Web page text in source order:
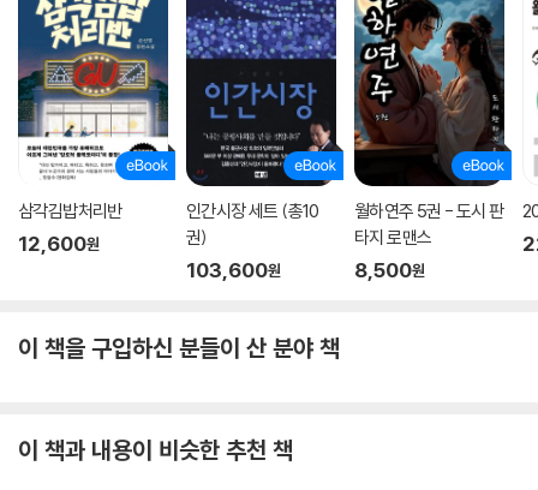
존재와 비존재, 과거와 미래, 여기와 저기
연결을 통해 무한히 확장되는 세계의 풍경
1과 0이라는 이진 부호는 디지털을 구성하는 요소인 동시에 있음과 없음,
즉 존재와 비존재를 상징한다. 서이제가 그려내고 있는 세상, 즉 우리가 사
는 이 세계에는 존재와 비존재가 공존한다. 그것은 살아 있는 사람과 AI와
같이 과학기술이 탄생시킨 존재들을 뜻하기도 하지만, 물리적 공간에 실체
로서 존재하는 인간과 데이터 시대에 정보와 이미지로서 존재하는 인간을
뜻하기도 한다. 우리는 이미 여기에 있는 동시에 저기에 있고, 모든 곳에 있
으며 아무데도 없기도 한 존재다. 서이제는 이러한 세계를 손쉽게 대상화
과거와 미래, 여기와 저기는 현재라는 공간에서 뒤엉킨 채 존재한다. 이러
삼각김밥처리반
12,600원
인간시장 세트 (총10
권)
103,600원
월하연주 5권 - 도시 판
타지 로맨스
8,500원
이 책을 구입하신 분들이 산 분야 책
이 책과 내용이 비슷한 추천 책